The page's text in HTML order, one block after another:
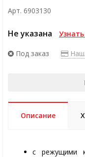
Арт. 6903130
Не указана
Под заказ
Описание
с режущими